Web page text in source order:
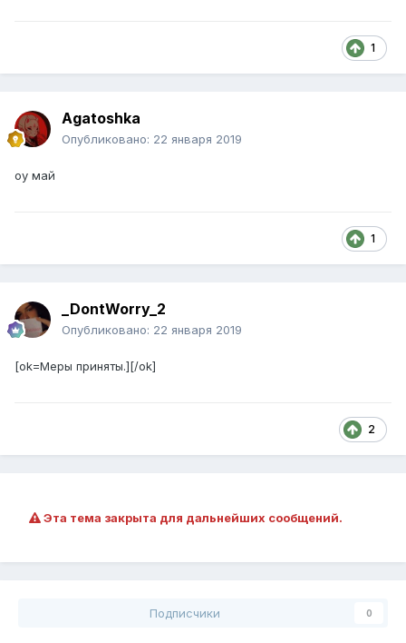
1
Agatoshka
Опубликовано: 22 января 2019
оу май
1
_DontWorry_2
Опубликовано: 22 января 2019
[ok=Меры приняты.][/ok]
2
Эта тема закрыта для дальнейших сообщений.
Подписчики 0